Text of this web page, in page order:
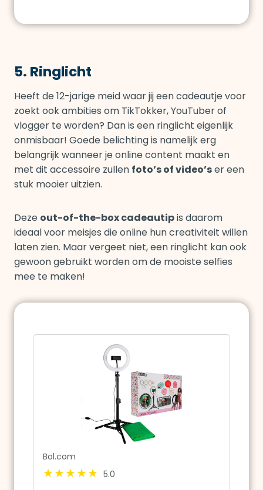
5. Ringlicht
Heeft de 12-jarige meid waar jij een cadeautje voor
zoekt ook ambities om TikTokker, YouTuber of
vlogger te worden? Dan is een ringlicht eigenlijk
onmisbaar! Goede belichting is namelijk erg
belangrijk wanneer je online content maakt en
met dit accessoire zullen foto’s of video’ser een
stuk mooier uitzien.
Deze out-of-the-box cadeautipis daarom
ideaal voor meisjes die online hun creativiteit willen
laten zien. Maar vergeet niet, een ringlicht kan ook
gewoon gebruikt worden om de mooiste selfies
mee te maken!
Bol.com
5.0